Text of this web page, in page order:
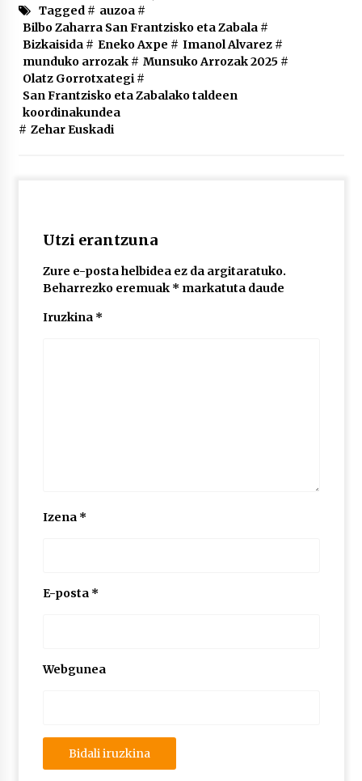
Tagged # auzoa#
Bilbo Zaharra San Frantzisko eta Zabala#
Bizkaisida# Eneko Axpe # Imanol Alvarez#
munduko arrozak# Munsuko Arrozak 2025#
Olatz Gorrotxategi#
San Frantzisko eta Zabalako taldeen
koordinakundea
# Zehar Euskadi
Utzi erantzuna
Zure e-posta helbidea ez da argitaratuko.
Beharrezko eremuak * markatuta daude
Iruzkina *
Izena *
E-posta *
Webgunea